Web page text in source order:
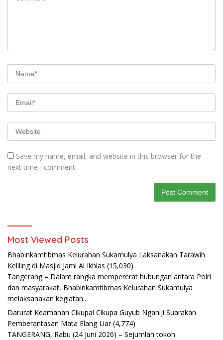
Save my name, email, and website in this browser for the
next time I comment.
Most Viewed Posts
Bhabinkamtibmas Kelurahan Sukamulya Laksanakan Tarawih
Keliling di Masjid Jami Al Ikhlas (15,030)
Tangerang – Dalam rangka mempererat hubungan antara Polri
dan masyarakat, Bhabinkamtibmas Kelurahan Sukamulya
melaksanakan kegiatan...
Darurat Keamanan Cikupa! Cikupa Guyub Ngahiji Suarakan
Pemberantasan Mata Elang Liar (4,774)
TANGERANG, Rabu (24 Juni 2026) – Sejumlah tokoh